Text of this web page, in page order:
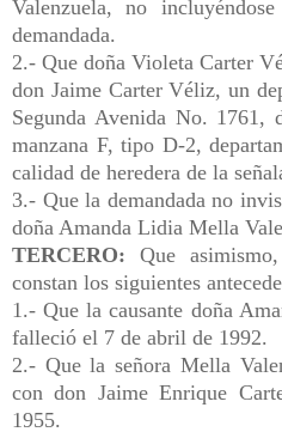
Valenzuela, no
demandada.
2.- Que doña Violeta Carter
don Jaime Carter Véliz, un
Segunda Avenida No.
manzana F, tipo D-2,
calidad de heredera de la
3.- Que la demandada no
doña Amanda Lidia Mella
TERCERO:Que
constan los siguientes
1.- Que la causante doña
falleció el 7 de abril de 1992.
2.- Que la señora Mella
con don Jaime Enrique
1955.